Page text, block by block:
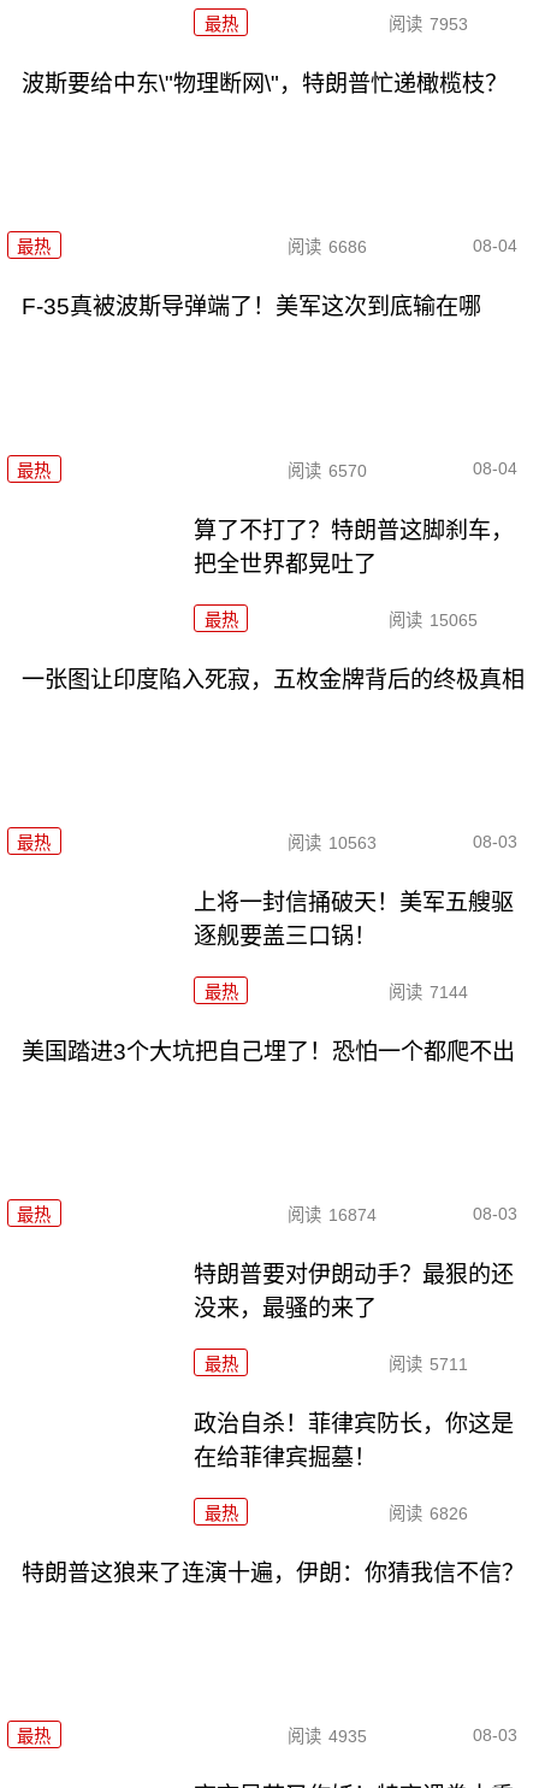
最热 阅读 7953
波斯要给中东\"物理断网\"，特朗普忙递橄榄枝？
最热 阅读 6686 08-04
F-35真被波斯导弹端了！美军这次到底输在哪
最热 阅读 6570 08-04
算了不打了？特朗普这脚刹车，
把全世界都晃吐了
最热 阅读 15065
一张图让印度陷入死寂，五枚金牌背后的终极真相
最热 阅读 10563 08-03
上将一封信捅破天！美军五艘驱
逐舰要盖三口锅！
最热 阅读 7144
美国踏进3个大坑把自己埋了！恐怕一个都爬不出
最热 阅读 16874 08-03
特朗普要对伊朗动手？最狠的还
没来，最骚的来了
最热 阅读 5711
政治自杀！菲律宾防长，你这是
在给菲律宾掘墓！
最热 阅读 6826
特朗普这狼来了连演十遍，伊朗：你猜我信不信？
最热 阅读 4935 08-03